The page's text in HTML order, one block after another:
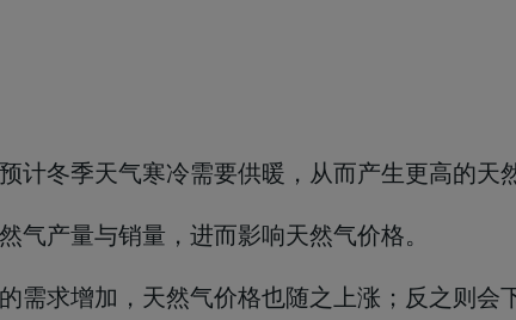
计冬季天气寒冷需要供暖，从而产生更高的天
气产量与销量，进而影响天然气价格。
需求增加，天然气价格也随之上涨；反之则会